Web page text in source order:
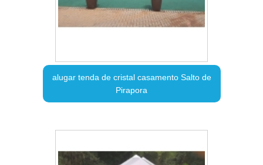
alugar tenda de cristal casamento Salto de
Pirapora